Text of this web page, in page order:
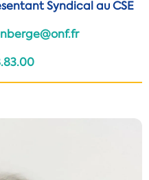
Syndical au CSE